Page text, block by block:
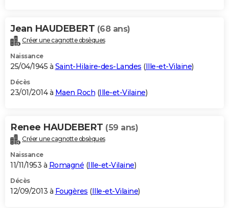
Jean HAUDEBERT (68 ans)
Créer une cagnotte obsèques
Naissance
25/04/1945 à Saint-Hilaire-des-Landes (Ille-et-Vilaine)
Décès
23/01/2014 à Maen Roch (Ille-et-Vilaine)
Renee HAUDEBERT (59 ans)
Créer une cagnotte obsèques
Naissance
11/11/1953 à Romagné (Ille-et-Vilaine)
Décès
12/09/2013 à Fougères (Ille-et-Vilaine)